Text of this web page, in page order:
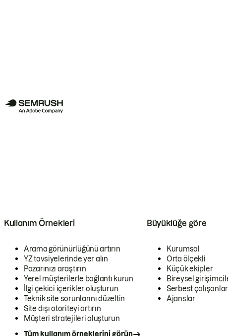
Kullanım Örnekleri
Arama görünürlüğünü artırın
YZ tavsiyelerinde yer alın
Pazarınızı araştırın
Yerel müşterilerle bağlantı kurun
İlgi çekici içerikler oluşturun
Teknik site sorunlarını düzeltin
Site dışı otoriteyi artırın
Müşteri stratejileri oluşturun
Tüm kullanım örneklerini görün
Büyüklüğe göre
Kurumsal
Orta ölçekli
Küçük ekipler
Bireysel
Serbest çalışanlar
Ajanslar